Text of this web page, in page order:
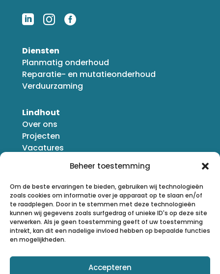
Beheer toestemming
Om de beste ervaringen te bieden, gebruiken wij technologieën
zoals cookies om informatie over je apparaat op te slaan en/of
te raadplegen. Door in te stemmen met deze technologieën
kunnen wij gegevens zoals surfgedrag of unieke ID's op deze site
verwerken. Als je geen toestemming geeft of uw toestemming
intrekt, kan dit een nadelige invloed hebben op bepaalde functies
en mogelijkheden.
Accepteren
Lindhout
Over ons
Projecten
Vacatures
Diensten
Planmatig onderhoud
Reparatie- en mutatieonderhoud
Verduurzaming
  